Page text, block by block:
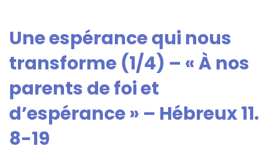
Une espérance qui nous
transforme (1/4) – « À nos
parents de foi et
d’espérance » – Hébreux 11.
8-19